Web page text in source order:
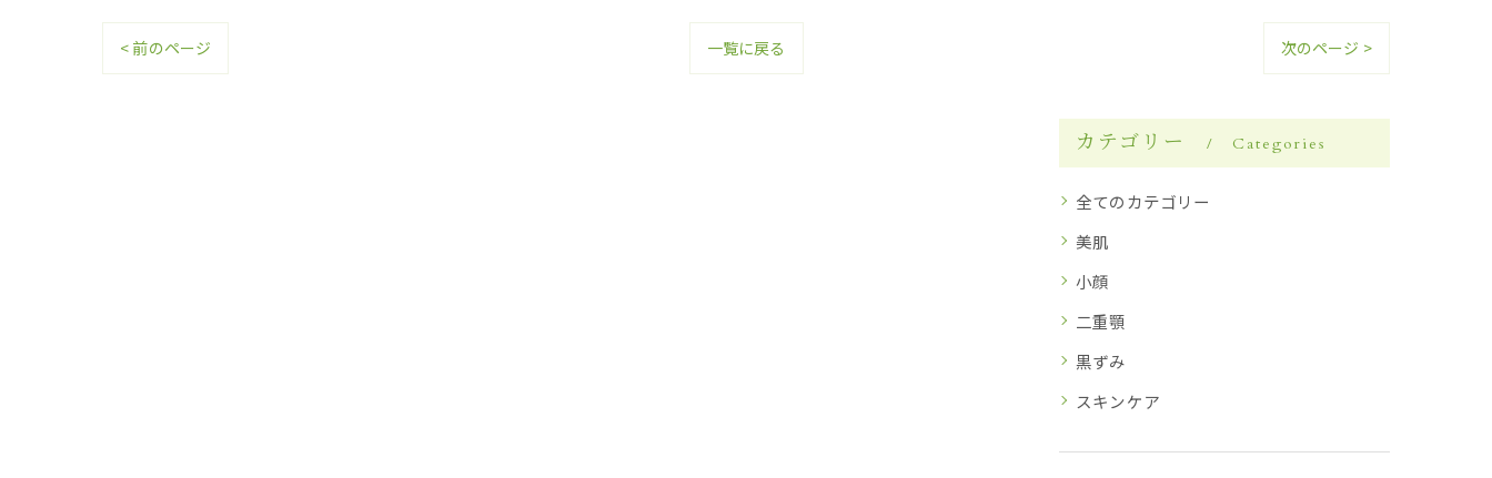
< 前のページ 一覧に戻る 次のページ >
カテゴリー Categories
全てのカテゴリー
美肌
小顔
二重顎
黒ずみ
スキンケア